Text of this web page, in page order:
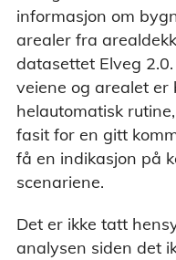
informasjon om
arealer fra
datasettet Elveg
veiene og arealet er
helautomatisk
fasit for en gitt
få en indikasjon på
scenariene.
Det er ikke tatt
analysen siden det